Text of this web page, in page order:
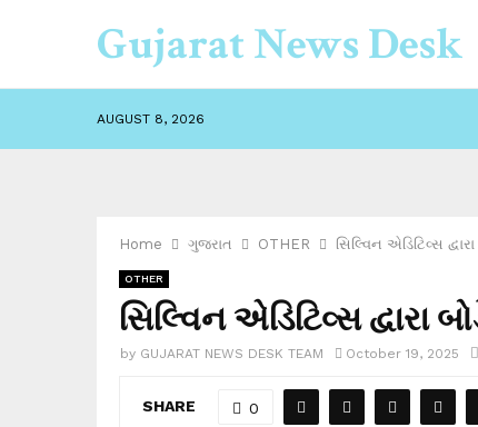
Gujarat News Desk
AUGUST 8, 2026
Home ગુજરાત OTHER સિલ્વિન એડિટિવ્સ
OTHER
સિલ્વિન એડિટિવ્સ દ્વારા
by GUJARAT NEWS DESK TEAM October 19, 2025
SHARE 0